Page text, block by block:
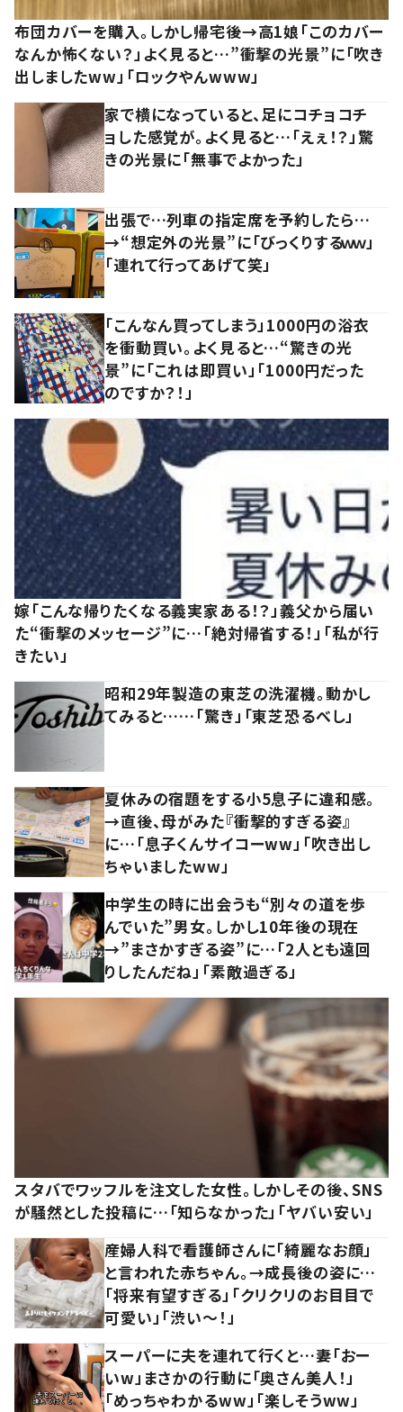
布団カバーを購入。しかし帰宅後→高1娘「このカバー
なんか怖くない？」よく見ると…”衝撃の光景”に「吹き
出しましたww」「ロックやんwww」
家で横になっていると、足にコチョコチ
ョした感覚が。よく見ると…「えぇ！？」驚
きの光景に「無事でよかった」
出張で…列車の指定席を予約したら…
→“想定外の光景”に「びっくりするｗｗ」
「連れて行ってあげて笑」
「こんなん買ってしまう」1000円の浴衣
を衝動買い。よく見ると…“驚きの光
景”に「これは即買い」「1000円だった
のですか？！」
嫁「こんな帰りたくなる義実家ある！？」義父から届い
た“衝撃のメッセージ”に…「絶対帰省する！」「私が行
きたい」
昭和29年製造の東芝の洗濯機。動かし
てみると……「驚き」「東芝恐るべし」
夏休みの宿題をする小5息子に違和感。
→直後、母がみた『衝撃的すぎる姿』
に…「息子くんサイコーww」「吹き出し
ちゃいましたww」
中学生の時に出会うも“別々の道を歩
んでいた”男女。しかし10年後の現在
→”まさかすぎる姿”に…「2人とも遠回
りしたんだね」「素敵過ぎる」
スタバでワッフルを注文した女性。しかしその後、SNS
が騒然とした投稿に…「知らなかった」「ヤバい安い」
産婦人科で看護師さんに「綺麗なお顔」
と言われた赤ちゃん。→成長後の姿に…
「将来有望すぎる」「クリクリのお目目で
可愛い」「渋い～！」
スーパーに夫を連れて行くと…妻「おー
いw」まさかの行動に「奥さん美人！」
「めっちゃわかるww」「楽しそうww」